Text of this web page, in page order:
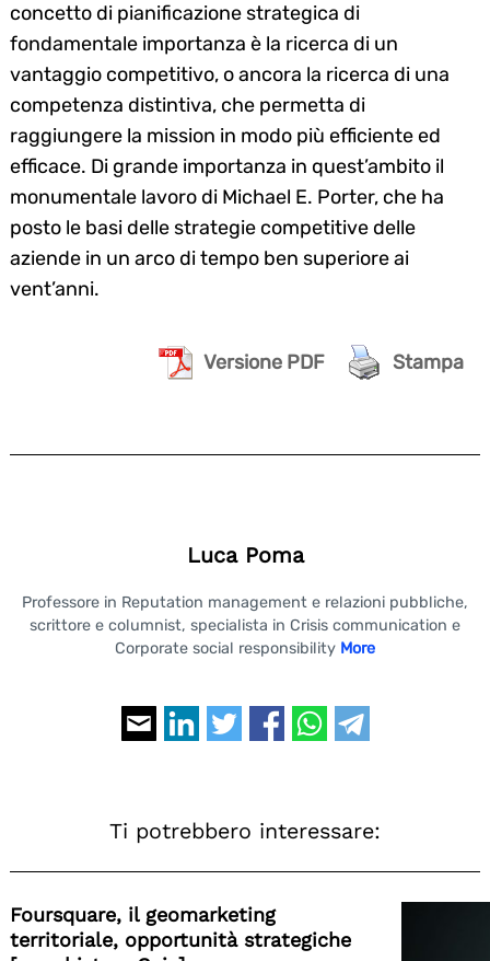
concetto di pianificazione strategica di
fondamentale importanza è la ricerca di un
vantaggio competitivo, o ancora la ricerca di una
competenza distintiva, che permetta di
raggiungere la mission in modo più efficiente ed
efficace. Di grande importanza in quest’ambito il
monumentale lavoro di Michael E. Porter, che ha
posto le basi delle strategie competitive delle
aziende in un arco di tempo ben superiore ai
vent’anni.
Versione PDF Stampa
Luca Poma
Professore in Reputation management e relazioni pubbliche,
scrittore e columnist, specialista in Crisis communication e
Corporate social responsibility More
Ti potrebbero interessare:
Foursquare, il geomarketing
territoriale, opportunità strategiche